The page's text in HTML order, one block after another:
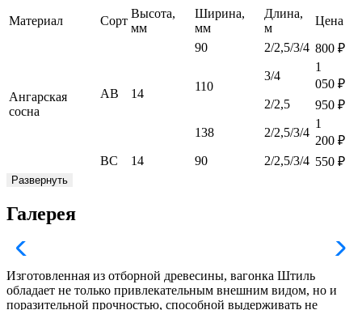
Материал Сорт
Высота,
мм
Ширина,
мм
Длина,
м
Цена
Ангарская
сосна
АВ 14
90 2/2,5/3/4 800 ₽
110
3/4
1
050 ₽
2/2,5
950 ₽
138
2/2,5/3/4
1
200 ₽
ВС
14 90 2/2,5/3/4 550 ₽
Развернуть
Галерея
Изготовленная из отборной древесины, вагонка Штиль
обладает не только привлекательным внешним видом, но и
поразительной прочностью, способной выдерживать не